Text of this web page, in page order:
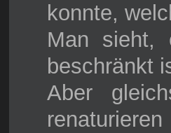
konnte,
Man sieht,
beschränkt
Aber